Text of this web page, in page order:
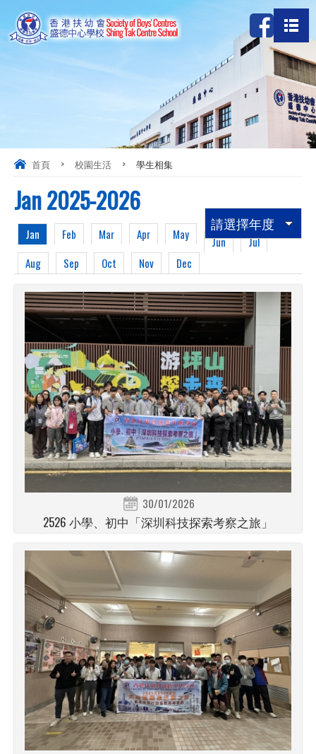
首頁 > 校園生活 > 學生相集
Jan 2025-2026
請選擇年度
Jan Feb Mar Apr May Jun
Jul
Aug
Sep Oct Nov Dec
30/01/2026
2526 小學、初中「深圳科技探索考察之旅」